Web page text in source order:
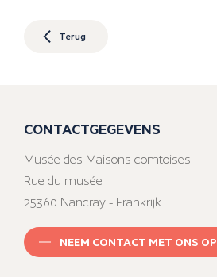
Terug
CONTACTGEGEVENS
Musée des Maisons comtoises
Rue du musée
25360 Nancray - Frankrijk
NEEM CONTACT MET ONS OP